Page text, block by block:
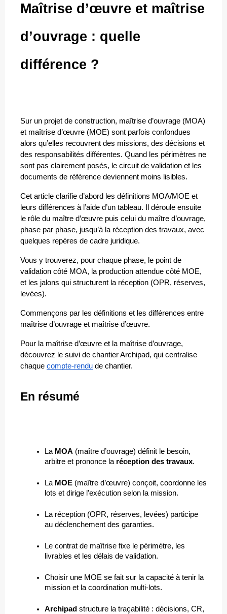
Maîtrise d’œuvre et maîtrise
d’ouvrage : quelle
différence ?
Sur un projet de construction, maîtrise d’ouvrage (MOA)
et maîtrise d’œuvre (MOE) sont parfois confondues
alors qu’elles recouvrent des missions, des décisions et
des responsabilités différentes. Quand les périmètres ne
sont pas clairement posés, le circuit de validation et les
documents de référence deviennent moins lisibles.
Cet article clarifie d’abord les définitions MOA/MOE et
leurs différences à l’aide d’un tableau. Il déroule ensuite
le rôle du maître d’œuvre puis celui du maître d’ouvrage,
phase par phase, jusqu’à la réception des travaux, avec
quelques repères de cadre juridique.
Vous y trouverez, pour chaque phase, le point de
validation côté MOA, la production attendue côté MOE,
et les jalons qui structurent la réception (OPR, réserves,
levées).
Commençons par les définitions et les différences entre
maîtrise d’ouvrage et maîtrise d’œuvre.
Pour la maîtrise d’œuvre et la maîtrise d’ouvrage,
découvrez le suivi de chantier Archipad, qui centralise
chaque compte-rendu de chantier.
En résumé
La MOA (maître d’ouvrage) définit le besoin,
arbitre et prononce la réception des travaux.
La MOE (maître d’œuvre) conçoit, coordonne les
lots et dirige l’exécution selon la mission.
La réception (OPR, réserves, levées) participe
au déclenchement des garanties.
Le contrat de maîtrise fixe le périmètre, les
livrables et les délais de validation.
Choisir une MOE se fait sur la capacité à tenir la
mission et la coordination multi-lots.
Archipad structure la traçabilité : décisions, CR,